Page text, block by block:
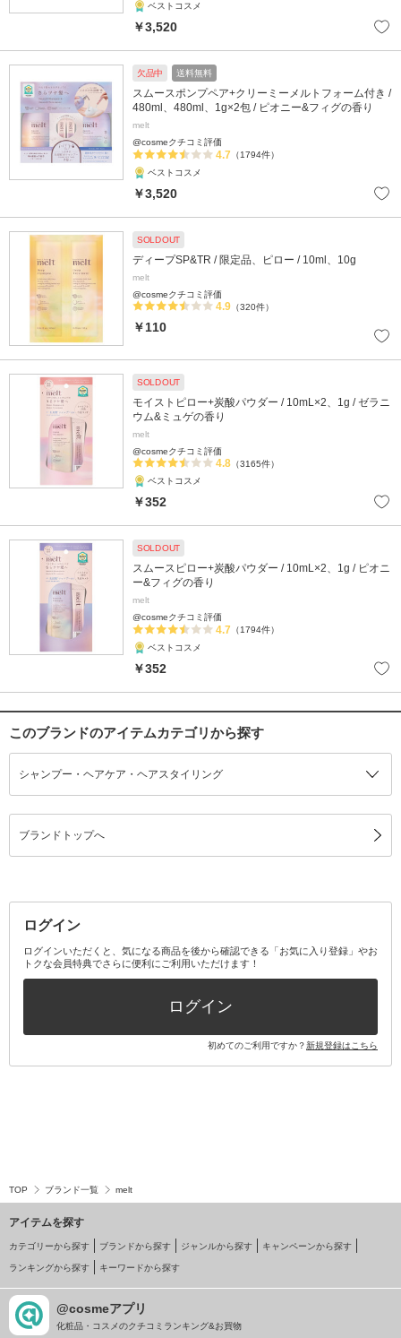
ベストコスメ
￥3,520
欠品中 送料無料
スムースポンプペア+クリーミーメルトフォーム付き /
480ml、480ml、1g×2包 / ピオニー&フィグの香り
melt
@cosmeクチコミ評価
4.7 （1794件）
ベストコスメ
￥3,520
SOLD OUT
ディープSP&TR / 限定品、ピロー / 10ml、10g
melt
@cosmeクチコミ評価
4.9 （320件）
￥110
SOLD OUT
モイストピロー+炭酸パウダー / 10mL×2、1g / ゼラニ
ウム&ミュゲの香り
melt
@cosmeクチコミ評価
4.8 （3165件）
ベストコスメ
￥352
SOLD OUT
スムースピロー+炭酸パウダー / 10mL×2、1g / ピオニ
ー&フィグの香り
melt
@cosmeクチコミ評価
4.7 （1794件）
ベストコスメ
￥352
このブランドのアイテムカテゴリから探す
シャンプー・ヘアケア・ヘアスタイリング
ブランドトップへ
ログイン
ログインいただくと、気になる商品を後から確認できる「お気に入り登録」やお
トクな会員特典でさらに便利にご利用いただけます！
ログイン
初めてのご利用ですか？新規登録はこちら
TOP ブランド一覧 melt
アイテムを探す
カテゴリーから探す ブランドから探す ジャンルから探す キャンペーンから探す
ランキングから探す キーワードから探す
@cosmeアプリ
化粧品・コスメのクチコミランキング&お買物